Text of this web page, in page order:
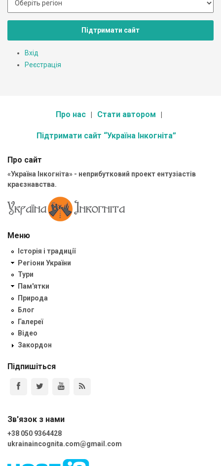
Підтримати сайт
Вхід
Реєстрація
Про нас Стати автором
Підтримати сайт “Україна Інкогніта”
Про сайт
«Україна Інкогніта» - неприбутковий проект ентузіастів
краєзнавства.
Меню
Історія і традиції
Регіони України
Тури
Пам'ятки
Природа
Блог
Галереї
Відео
Закордон
Підпишіться
Зв'язок з нами
+38 050 9364428
ukrainaincognita.com@gmail.com